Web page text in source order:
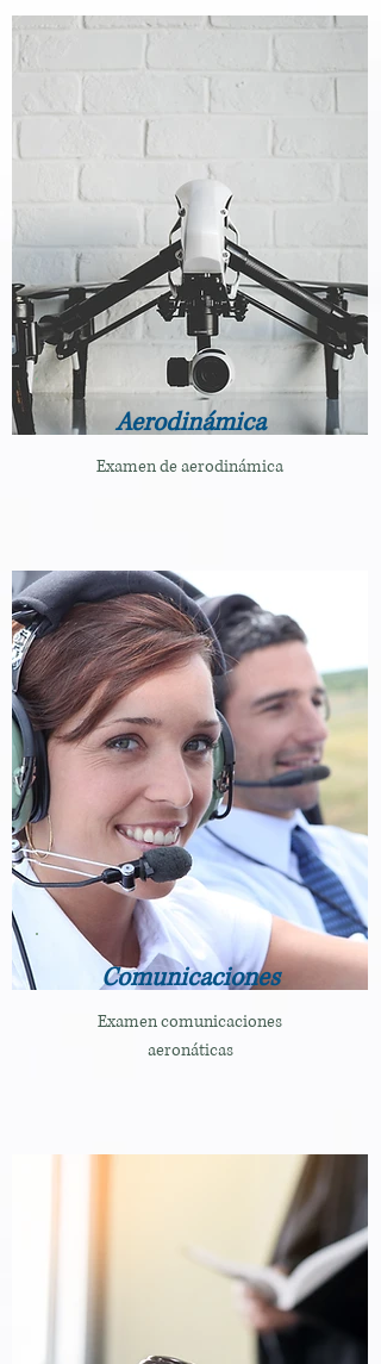
Aerodinámica
Examen de aerodinámica
Comunicaciones
Examen comunicaciones
aeronáticas